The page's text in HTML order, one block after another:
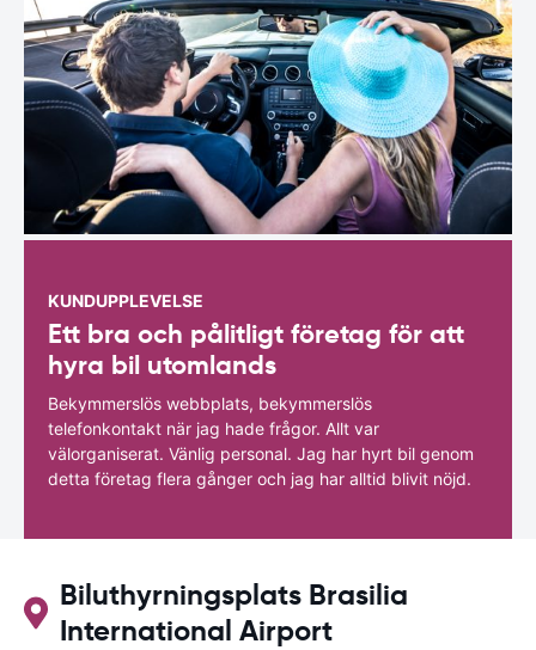
KUNDUPPLEVELSE
Ett bra och pålitligt företag för att
hyra bil utomlands
Bekymmerslös webbplats, bekymmerslös
telefonkontakt när jag hade frågor. Allt var
välorganiserat. Vänlig personal. Jag har hyrt bil genom
detta företag flera gånger och jag har alltid blivit nöjd.
Biluthyrningsplats Brasilia
International Airport